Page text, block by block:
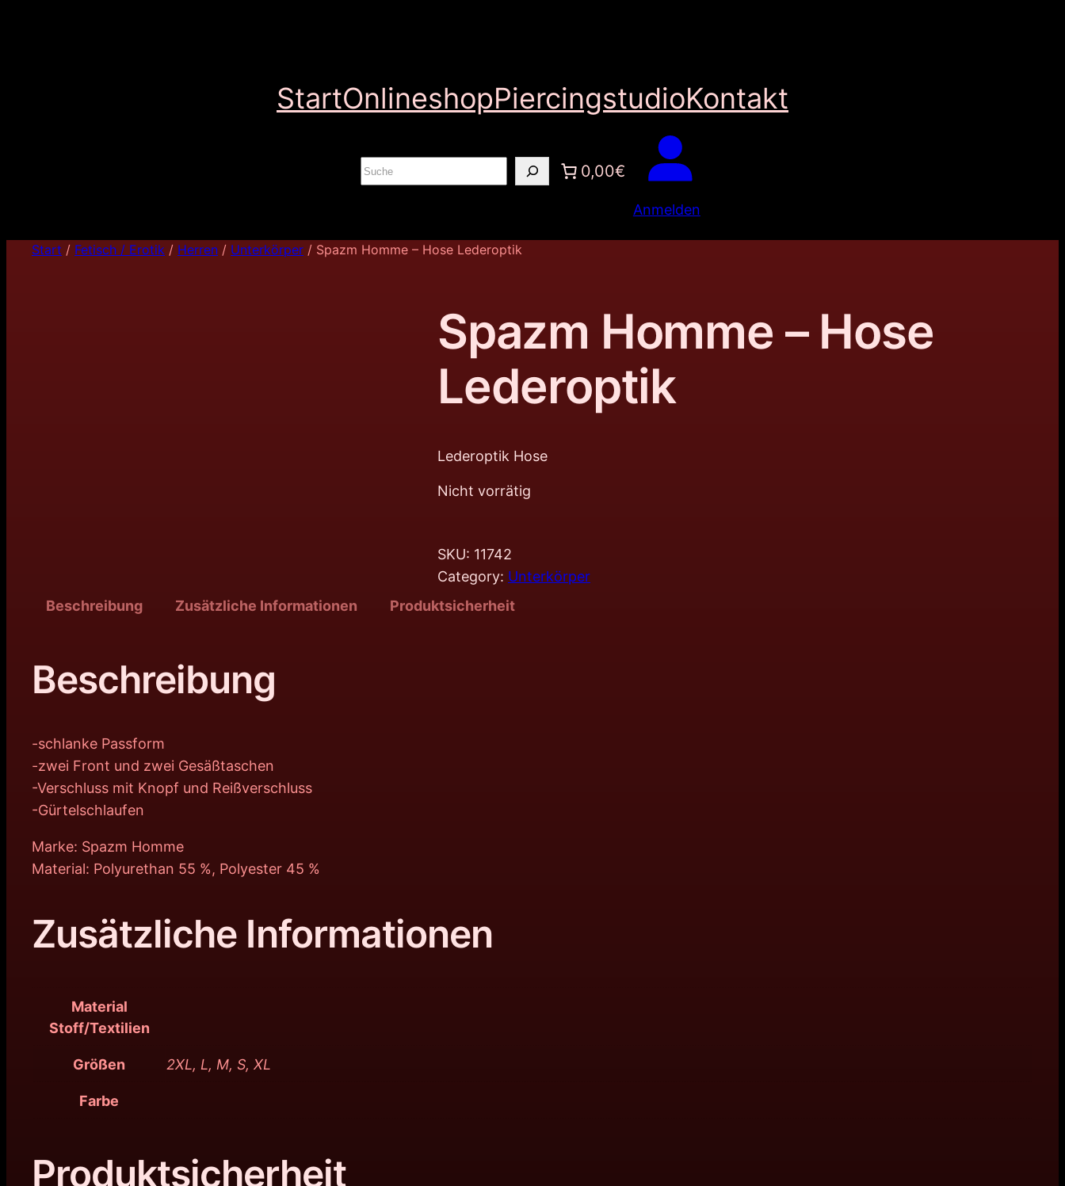
StartOnlineshopPiercingstudioKontakt
S
u
e
0,00€
Anmelden
Start / Fetisch / Erotik / Herren / Unterkörper / Spazm Homme – Hose Lederoptik
Spazm Homme – Hose
Lederoptik
Lederoptik Hose
Nicht vorrätig
SKU: 11742
Category: Unterkörper
Beschreibung
Zusätzliche Informationen Produktsicherheit
Beschreibung
-schlanke Passform
-zwei Front und zwei Gesäßtaschen
-Verschluss mit Knopf und Reißverschluss
-Gürtelschlaufen
Marke: Spazm Homme
Material: Polyurethan 55 %, Polyester 45 %
Zusätzliche Informationen
Material
Stoff/Textilien
Größen 2XL, L, M, S, XL
Farbe
Produktsicherheit